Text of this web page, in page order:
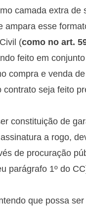
camada extra de
ampara esse
(como no art.
feito em
compra e venda
contrato seja feito
constituição de
a rogo,
de procuração
parágrafo 1º do
que possa